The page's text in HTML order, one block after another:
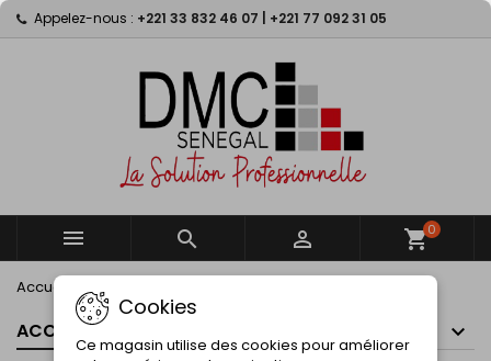
Appelez-nous : +221 33 832 46 07 | +221 77 092 31 05
   shopping_cart0
Accueil PEINTURE
ACCUEIL
My wishlists ×
Create new list
((modalTitle)) ×
((confirmMessage))
((cancelText)) ((modalDeleteText))
Créer une liste d'envies ×
Nom de la liste d'envies
Annuler Créer une liste d'envies
Connexion ×
Vous devez être connecté pour ajouter des produits
à votre liste d'envies.
Annuler Connexion
Cookies
Ce magasin utilise des cookies pour améliorer